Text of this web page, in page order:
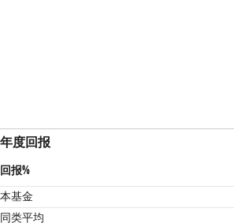
年度回报
回报%
本基金
同类平均